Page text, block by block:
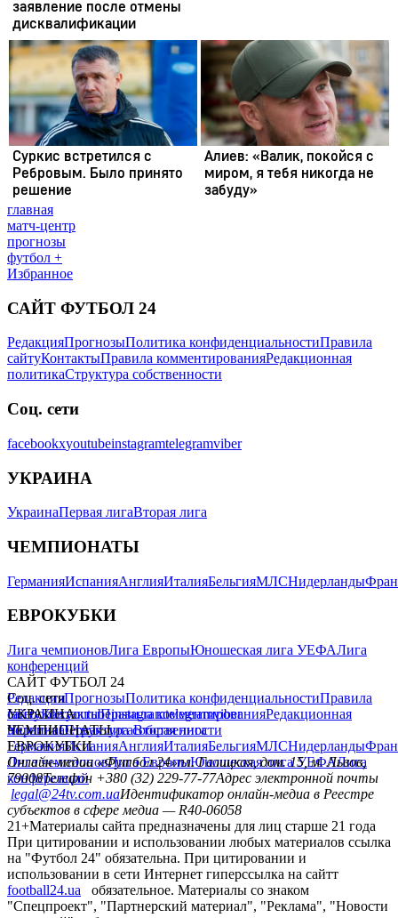
главная
матч-центр
прогнозы
футбол +
Избранное
САЙТ ФУТБОЛ 24
РедакцияПрогнозыПолитика конфиденциальностиПравила
сайтуКонтактыПравила комментированияРедакционная
политикаСтруктура собственности
Соц. сети
facebookxyoutubeinstagramtelegramviber
УКРАИНА
УкраинаПервая лигаВторая лига
ЧЕМПИОНАТЫ
ГерманияИспанияАнглияИталияБельгияМЛСНидерланды
ЕВРОКУБКИ
Лига чемпионовЛига ЕвропыЮношеская лига УЕФАЛига
конференций
САЙТ ФУТБОЛ 24
РедакцияПрогнозыПолитика конфиденциальностиПравила
сайтуКонтактыПравила комментированияРедакционная
политикаСтруктура собственности
Соц. сети
facebookxyoutubeinstagramtelegramviber
УКРАИНА
УкраинаПервая лигаВторая лига
ЧЕМПИОНАТЫ
ГерманияИспанияАнглияИталияБельгияМЛСНидерланды
ЕВРОКУБКИ
Лига чемпионовЛига ЕвропыЮношеская лига УЕФАЛига
конференций
Онлайн-медиа «Футбол 24»пл. Галицкая, дом. 15, м. Львов,
79008Телефон +380 (32) 229-77-77Адрес электронной почты
legal@24tv.com.uaИдентификатор онлайн-медиа в Реестре
субъектов в сфере медиа — R40-06058
21+Материалы сайта предназначены для лиц старше 21 года
При цитировании и использовании любых материалов ссылка
на "Футбол 24" обязательна. При цитировании и
использовании в сети Интернет гиперссылка на сайтт
football24.ua
обязательное. Материалы со знаком
"Спецпроект", "Партнерский материал", "Реклама", "Новости